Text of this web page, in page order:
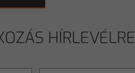
HÍRLEVÉLRE